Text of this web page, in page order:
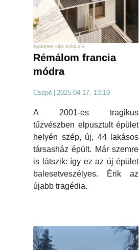
épületek cikk exkluzív
Rémálom francia
módra
Csépé 2025.04.17. 13:19
A 2001-es tragikus
tűzvészben elpusztult épület
helyén szép, új, 44 lakásos
társasház épült. Már szemre
is látszik: így ez az új épület
balesetveszélyes. Érik az
újabb tragédia.